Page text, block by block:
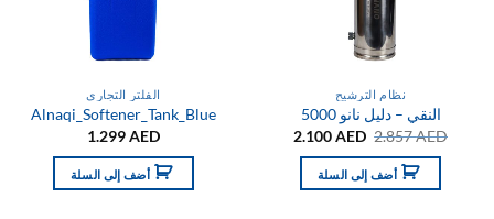
نظام الترشيح
النقي – دليل نانو 5000
2.857AED
السعر
هو:
2.857 AED.
2.100AED
أضف إلى السلة
الفلتر التجاري
Alnaqi_Softener_Tank_Blue
1.299AED
أضف إلى السلة